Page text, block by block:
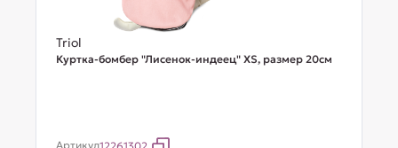
Triol
Куртка-бомбер "Лисенок-индеец" XS, размер 20см
Артикул